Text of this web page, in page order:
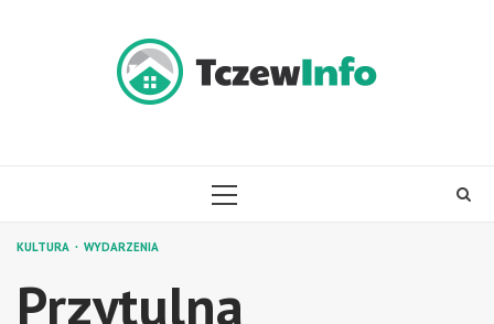
PRIMARY
KULTURA WYDARZENIA
Przytulna